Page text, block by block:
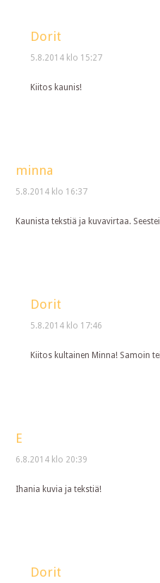
Dorit
5.8.2014 klo 15:27
Kiitos kaunis!
minna
5.8.2014 klo 16:37
Kaunista tekstiä ja kuvavirtaa.
Dorit
5.8.2014 klo 17:46
Kiitos kultainen Minna! Samoin
E
6.8.2014 klo 20:39
Ihania kuvia ja tekstiä!
Dorit